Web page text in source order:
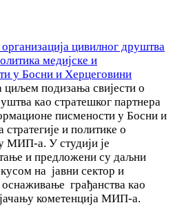
цивилног друштва
медијске и
у Босни и Херцеговини
циљем подизања свијести о
као стратешког партнера
писмености у Босни и
и политике о
МИП-а. У студији је
и предложени су даљни
на јавни сектор и
оснаживање грађанства као
кометенција МИП-а.